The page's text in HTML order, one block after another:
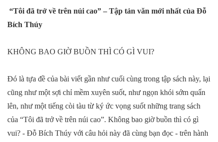
“Tôi đã trở về trên núi cao” – Tập tản văn mới nhất của Đỗ
Bích Thúy
KHÔNG BAO GIỜ BUỒN THÌ CÓ GÌ VUI?
Đó là tựa đề của bài viết gần như cuối cùng trong tập sách này, lại
cũng như một sợi chỉ mềm xuyên suốt, như ngọn khói sớm quẩn
lên, như một tiếng còi tàu từ ký ức vọng suốt những trang sách
của “Tôi đã trở về trên núi cao”. Không bao giờ buồn thì có gì
vui? - Đỗ Bích Thúy với câu hỏi này đã cùng bạn đọc - trên hành